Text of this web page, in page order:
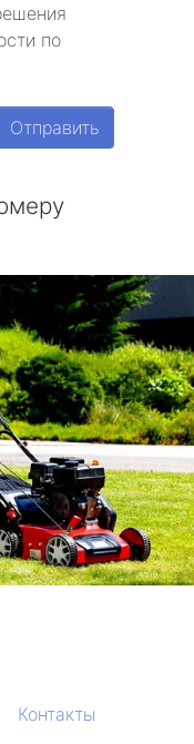
по
Отправить
Контакты